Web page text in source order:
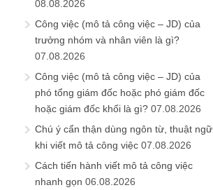
08.08.2026
Công việc (mô tả công việc – JD) của
trưởng nhóm và nhân viên là gì?
07.08.2026
Công việc (mô tả công việc – JD) của
phó tổng giám đốc hoặc phó giám đốc
hoặc giám đốc khối là gì? 07.08.2026
Chú ý cẩn thận dùng ngôn từ, thuật ngữ
khi viết mô tả công việc 07.08.2026
Cách tiến hành viết mô tả công việc
nhanh gọn 06.08.2026